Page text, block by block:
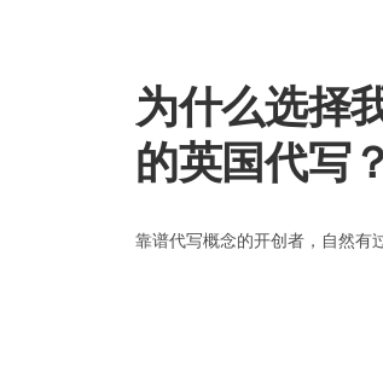
为什么选择
的英国代写？
靠谱代写概念的开创者，自然有